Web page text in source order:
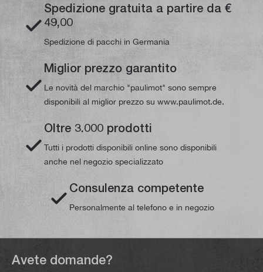
Spedizione gratuita a partire da €
49,00
Spedizione di pacchi in Germania
Miglior prezzo garantito
Le novità del marchio "paulimot" sono sempre
disponibili al miglior prezzo su www.paulimot.de.
Oltre 3.000 prodotti
Tutti i prodotti disponibili online sono disponibili
anche nel negozio specializzato
Consulenza competente
Personalmente al telefono e in negozio
Avete domande?